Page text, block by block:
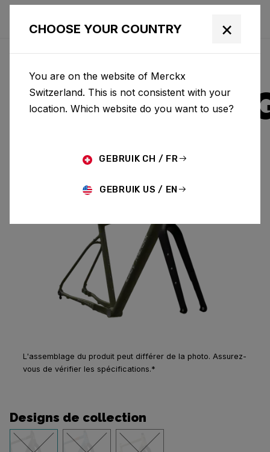
ALUMINIUM
L'assemblage du produit peut différer de la photo. Assurez-
vous de vérifier les spécifications.*
Designs de collection
CHOOSE YOUR COUNTRY ×
You are on the website of Merckx
Switzerland. This is not consistent with your
location. Which website do you want to use?
GEBRUIK CH / FR
GEBRUIK US / EN